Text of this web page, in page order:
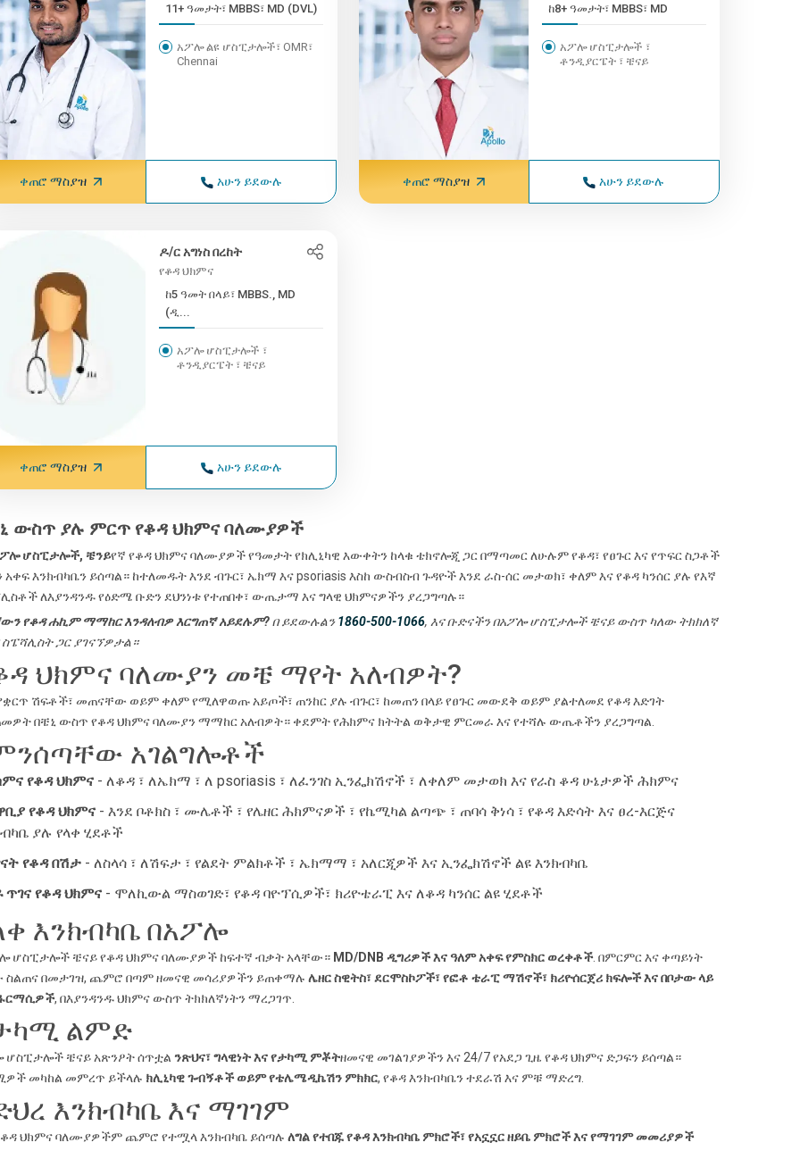
11+ ዓመታት፣ MBBS፣ MD (DVL)
አፖሎ ልዩ ሆስፒታሎች፣ OMR፣
Chennai
ቀጠሮ ማስያዝ አሁን ይደውሉ
ከ8+ ዓመታት፣ MBBS፣ MD
አፖሎ ሆስፒታሎች ፣
ቶንዲያርፔት ፣ ቼናይ
ቀጠሮ ማስያዝ አሁን ይደውሉ
ዶ/ር አግነስ በረከት
የቆዳ ህክምና
ከ5 ዓመት በላይ፣ MBBS., MD
(ዲ...
አፖሎ ሆስፒታሎች ፣
ቶንዲያርፔት ፣ ቼናይ
ቀጠሮ ማስያዝ አሁን ይደውሉ
ውስጥ ያሉ ምርጥ የቆዳ ህክምና ባለሙያዎች
ሆስፒታሎች, ቼንይየኛ የቆዳ ህክምና ባለሙያዎች የዓመታት የክሊኒካዊ እውቀትን ከላቁ ቴክኖሎጂ ጋር በማጣመር ለሁሉም የቆዳ፣ የፀጉር እና የጥፍር ስጋቶች
አቀፍ እንክብካቤን ይሰጣል። ከተለመዱት እንደ ብጉር፣ ኤክማ እና psoriasis እስከ ውስብስብ ጉዳዮች እንደ ራስ-ሰር መታወክ፣ ቀለም እና የቆዳ ካንሰር ያሉ የእኛ
ለእያንዳንዱ የዕድሜ ቡድን ደህንነቱ የተጠበቀ፣ ውጤታማ እና ግላዊ ህክምናዎችን ያረጋግጣሉ።
የቆዳ ሐኪም ማማከር እንዳለብዎ እርግጠኛ አይደሉም?በ ይደውሉልን1860-500-1066, እና ቡድናችን በአፖሎ ሆስፒታሎች ቼናይ ውስጥ ካለው ትክክለኛ
ስፔሻሊስት ጋር ያገናኘዎታል።
ህክምና ባለሙያን መቼ ማየት አለብዎት?
ሽፍቶች፣ መጠናቸው ወይም ቀለም የሚለዋወጡ አይጦች፣ ጠንከር ያሉ ብጉር፣ ከመጠን በላይ የፀጉር መውደቅ ወይም ያልተለመደ የቆዳ እድገት
በቼኒ ውስጥ የቆዳ ህክምና ባለሙያን ማማከር አለብዎት። ቀደምት የሕክምና ክትትል ወቅታዊ ምርመራ እና የተሻሉ ውጤቶችን ያረጋግጣል.
አገልግሎቶች
የቆዳ ህክምና - ለቆዳ ፣ ለኤክማ ፣ ለ psoriasis ፣ ለፈንገስ ኢንፌክሽኖች ፣ ለቀለም መታወክ እና የራስ ቆዳ ሁኔታዎች ሕክምና
የቆዳ ህክምና - እንደ ቦቶክስ ፣ ሙሌቶች ፣ የሌዘር ሕክምናዎች ፣ የኬሚካል ልጣጭ ፣ ጠባሳ ቅነሳ ፣ የቆዳ እድሳት እና ፀረ-እርጅና
ያሉ የላቀ ሂደቶች
የቆዳ በሽታ - ለስላሳ ፣ ለሽፍታ ፣ የልደት ምልክቶች ፣ ኤክማማ ፣ አለርጂዎች እና ኢንፌክሽኖች ልዩ እንክብካቤ
ጥገና የቆዳ ህክምና - ሞለኪውል ማስወገድ፣ የቆዳ ባዮፕሲዎች፣ ክሪዮቴራፒ እና ለቆዳ ካንሰር ልዩ ሂደቶች
እንክብካቤ በአፖሎ
ሆስፒታሎች ቼናይ የቆዳ ህክምና ባለሙያዎች ከፍተኛ ብቃት አላቸው። MD/DNB ዲግሪዎች እና ዓለም አቀፍ የምስክር ወረቀቶች. በምርምር እና ቀጣይነት
ስልጠና በመታገዝ, ጨምሮ በጣም ዘመናዊ መሳሪያዎችን ይጠቀማሉ ሌዘር ስዊትስ፣ ደርሞስኮፖች፣ የፎቶ ቴራፒ ማሽኖች፣ ክሪዮሰርጀሪ ክፍሎች እና በቦታው ላይ
, በእያንዳንዱ ህክምና ውስጥ ትክክለኛነትን ማረጋገጥ.
ልምድ
ሆስፒታሎች ቼናይ አጽንዖት ሰጥቷል ንጽህና፣ ግላዊነት እና የታካሚ ምቾትዘመናዊ መገልገያዎችን እና 24/7 የአደጋ ጊዜ የቆዳ ህክምና ድጋፍን ይሰጣል።
መካከል መምረጥ ይችላሉ ክሊኒካዊ ጉብኝቶች ወይም የቴሌሜዲኬሽን ምክክር, የቆዳ እንክብካቤን ተደራሽ እና ምቹ ማድረግ.
እንክብካቤ እና ማገገም
ህክምና ባለሙያዎችም ጨምሮ የተሟላ እንክብካቤ ይሰጣሉ ለግል የተበጁ የቆዳ እንክብካቤ ምክሮች፣ የአኗኗር ዘይቤ ምክሮች እና የማገገም መመሪያዎች